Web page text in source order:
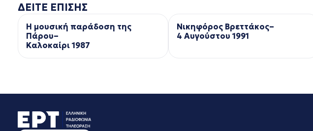
ΔΕΙΤΕ ΕΠΙΣΗΣ
Η μουσική παράδοση της
Πάρου–
Kαλοκαίρι 1987
Νικηφόρος Βρεττάκος–
4 Αυγούστου 1991